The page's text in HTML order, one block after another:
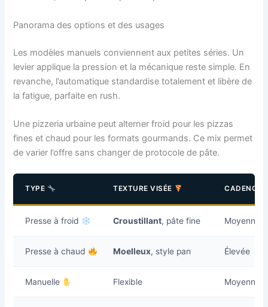
Panorama des options et des usages
Les modèles manuels conviennent aux petites séries. Un
levier applique la pression et la mécanique reste simple. En
revanche, l’automatique standardise totalement et libère de
la fatigue, parfaite en rush.
Une pizzeria urbaine peut alterner froid pour les pizzas
fines et chaud pour les formats gourmands. Ce mix permet
de varier l’offre sans changer de protocole de pâte.
TYPE TEXTURE VISÉE CADENCE
Presse à froid Croustillant, pâte fine Moyenne
Presse à chaud Moelleux, style pan Élevée
Manuelle Flexible Moyenne